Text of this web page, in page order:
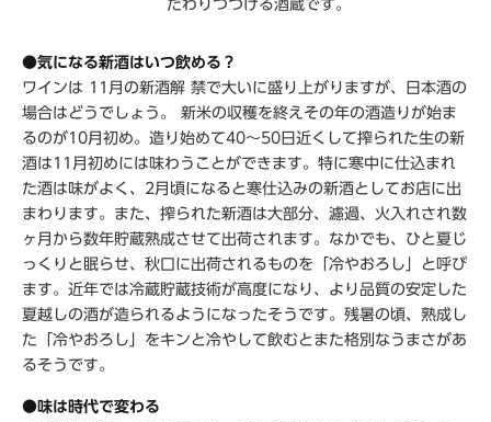
だわりつづける酒蔵です。
●気になる新酒はいつ飲める？
ワインは 11月の新酒解 禁で大いに盛り上がりますが、日本酒の
場合はどうでしょう。 新米の収穫を終えその年の酒造りが始ま
るのが10月初め。造り始めて40～50日近くして搾られた生の新
酒は11月初めには味わうことができます。特に寒中に仕込まれ
た酒は味がよく、2月頃になると寒仕込みの新酒としてお店に出
まわります。また、搾られた新酒は大部分、濾過、火入れされ数
ヶ月から数年貯蔵熟成させて出荷されます。なかでも、ひと夏じ
っくりと眠らせ、秋口に出荷されるものを「冷やおろし」と呼び
ます。近年では冷蔵貯蔵技術が高度になり、より品質の安定した
夏越しの酒が造られるようになったそうです。残暑の頃、熟成し
た「冷やおろし」をキンと冷やして飲むとまた格別なうまさがあ
るそうです。
●味は時代で変わる